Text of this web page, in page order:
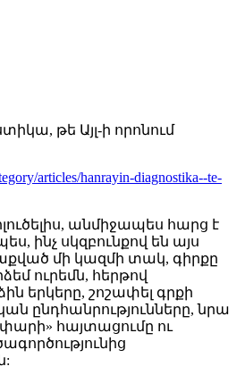
թե Այլ-ի որոնում
articles/hanrayin-diagnostika--te-
անմիջապես հարց է
ինչ սկզբունքով են այս
մի կազմի տակ, գիրքը
ուրեմն, հերթով
երկերը, շոշափել գրքի
ընդհանրությունները, նրա
հայտացումը ու